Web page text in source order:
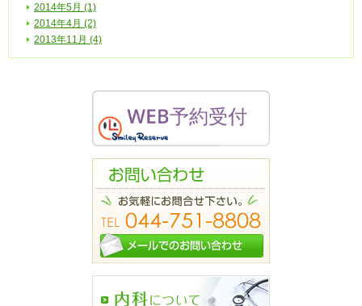
2014年5月 (1)
2014年4月 (2)
2013年11月 (4)